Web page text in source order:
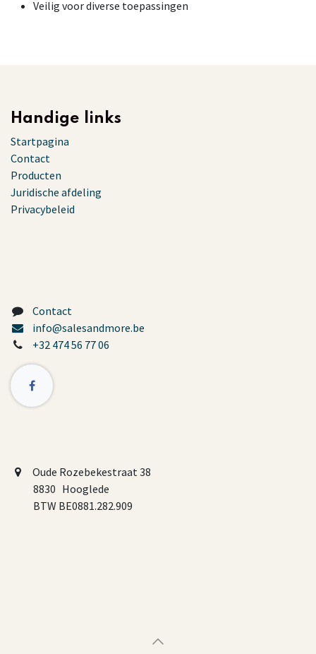
Veilig voor diverse toepassingen
Handige links
Startpagina
Contact
Producten
Juridische afdeling
Privacybeleid
Contact
info@salesandmore.be
+32 474 56 77 06
Oude Rozebekestraat 38
8830 Hooglede
BTW BE0881.282.909